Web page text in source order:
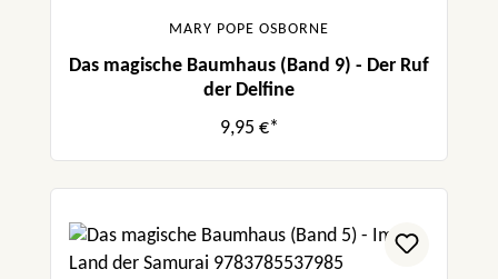
MARY POPE OSBORNE
Das magische Baumhaus (Band 9) - Der Ruf
der Delfine
9,95 €*